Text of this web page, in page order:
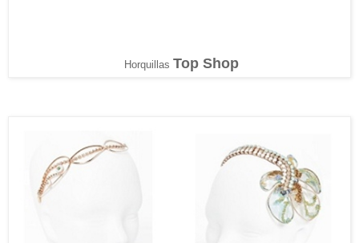
Horquillas Top Shop